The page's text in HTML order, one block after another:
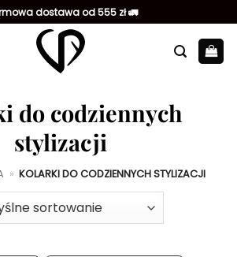
dostawa od 555 zł 🚛
do codziennych
stylizacji
» KOLARKI DO CODZIENNYCH STYLIZACJI